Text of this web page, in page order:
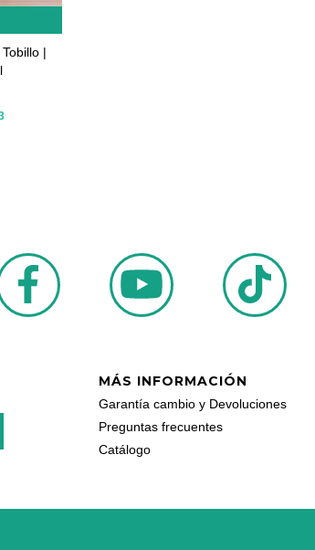
|
MÁS INFORMACIÓN
Garantía cambio y Devoluciones
Preguntas frecuentes
Catálogo